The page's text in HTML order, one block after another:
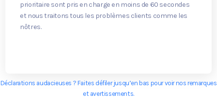
prioritaire sont pris en charge en moins de 60 secondes
et nous traitons tous les problèmes clients comme les
nôtres.
Déclarations audacieuses ? Faites défiler jusqu’en bas pour voir nos remarques
et avertissements.